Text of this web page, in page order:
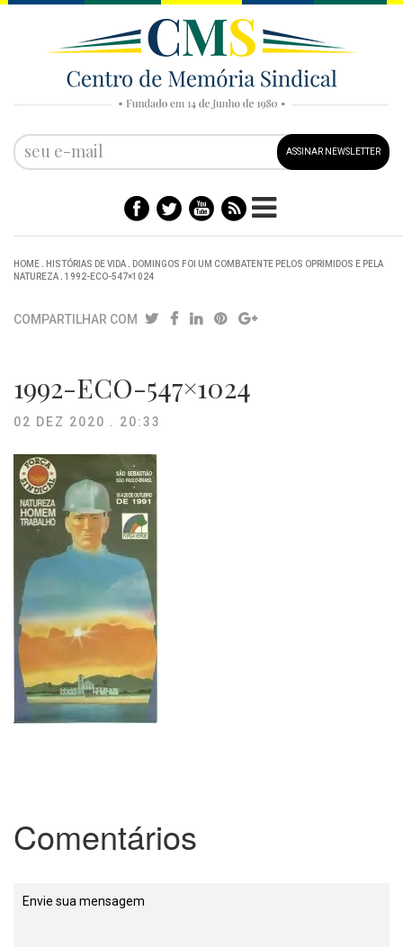
ASSINAR NEWSLETTER
HOME HISTÓRIAS DE VIDA
DOMINGOS FOI UM COMBATENTE PELOS OPRIMIDOS E PELA
NATUREZA
1992-ECO-547×1024
COMPARTILHAR COM
1992-ECO-547×1024
02 DEZ 2020 . 20:33
Comentários